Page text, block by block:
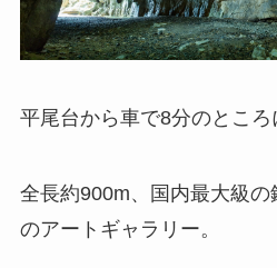
平尾台から車で8分のところ
全長約900m、国内最大級
のアートギャラリー。